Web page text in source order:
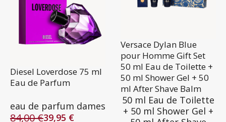
Diesel Loverdose 75 ml
Eau de Parfum
eau de parfum dames
84,00€39,95 €
Versace Dylan Blue
pour Homme Gift Set
50 ml Eau de Toilette +
50 ml Shower Gel + 50
ml After Shave Balm
50 ml Eau de Toilette
+ 50 ml Shower Gel +